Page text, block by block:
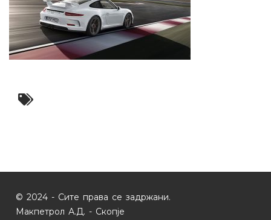
© 2024 - Сите права се задржани.
Макпетрол А.Д. - Скопје